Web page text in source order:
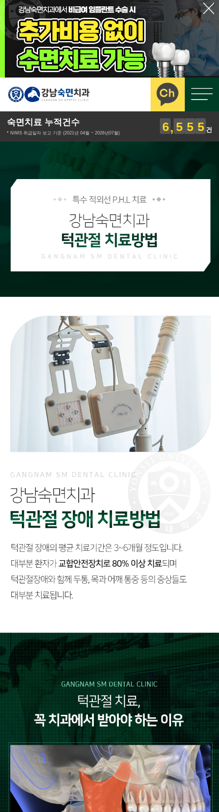
숙면치료 누적건수
* NIMS 취급일자 보고 기준 (2021년 04월 ~ 2026년07월) 6 5 5 5 건